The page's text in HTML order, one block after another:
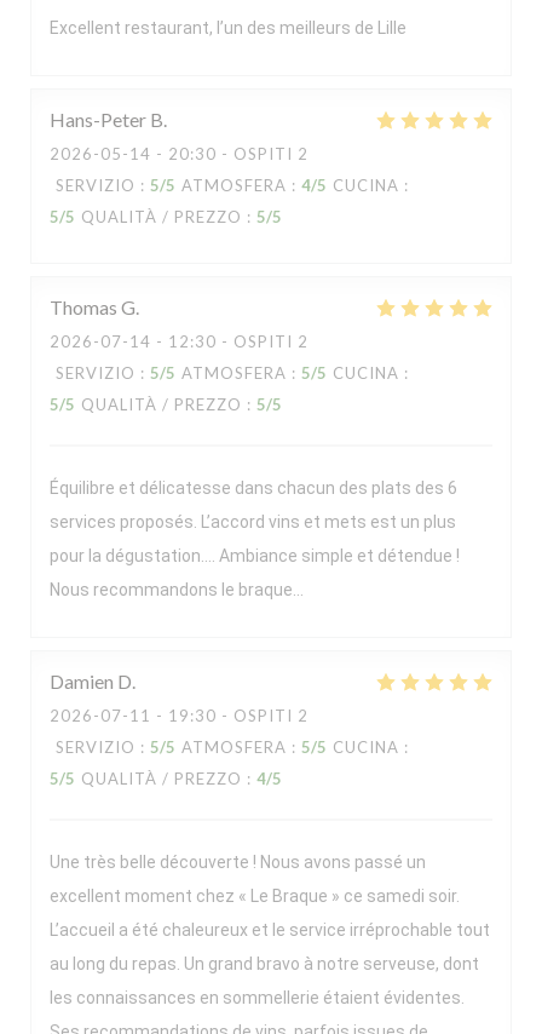
Excellent restaurant, l’un des meilleurs de Lille
Hans-Peter B
2026-05-14 - 20:30 - OSPITI 2
SERVIZIO : 5/5 ATMOSFERA : 4/5 CUCINA :
5/5 QUALITÀ / PREZZO : 5/5
Thomas G
2026-07-14 - 12:30 - OSPITI 2
SERVIZIO : 5/5 ATMOSFERA : 5/5 CUCINA :
5/5 QUALITÀ / PREZZO : 5/5
Équilibre et délicatesse dans chacun des plats des 6
services proposés. L’accord vins et mets est un plus
pour la dégustation…. Ambiance simple et détendue !
Nous recommandons le braque…
Damien D
2026-07-11 - 19:30 - OSPITI 2
SERVIZIO : 5/5 ATMOSFERA : 5/5 CUCINA :
5/5 QUALITÀ / PREZZO : 4/5
Une très belle découverte ! Nous avons passé un
excellent moment chez « Le Braque » ce samedi soir.
L’accueil a été chaleureux et le service irréprochable tout
au long du repas. Un grand bravo à notre serveuse, dont
les connaissances en sommellerie étaient évidentes.